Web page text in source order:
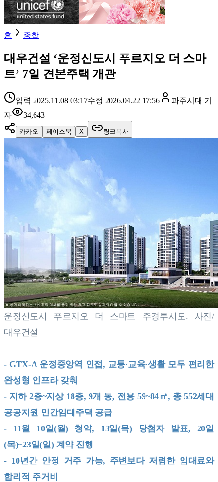
홈 종합
대우건설 ‘운정신도시 푸르지오 더 스마
트’ 7일 견본주택 개관
입력 2025.11.08 03:17수정 2026.04.22 17:56 파주시대 기
자
34,643
카카오 페이스북 X 링크복사
운정신도시 푸르지오 더 스마트 주경투시도. 사진/
대우건설
- GTX-A 운정중앙역 인접, 교통·교육·생활 모두 편리한
완성형 인프라 갖춰
- 지하 2층~지상 18층, 9개 동, 전용 59~84㎡, 총 552세대
공공지원 민간임대주택 공급
- 11월 10일(월) 청약, 13일(목) 당첨자 발표, 20일
(목)~23일(일) 계약 진행
- 10년간 안정 거주 가능, 주변보다 저렴한 임대료와
합리적 주거비